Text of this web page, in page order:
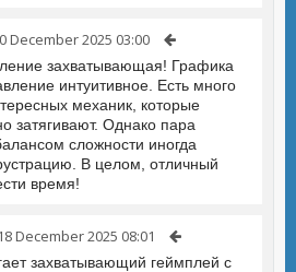
December 2025 03:00
захватывающая! Графика
интуитивное. Есть много
механик, которые
затягивают. Однако пара
сложности иногда
В целом, отличный
время!
December 2025 08:01
захватывающий геймплей с